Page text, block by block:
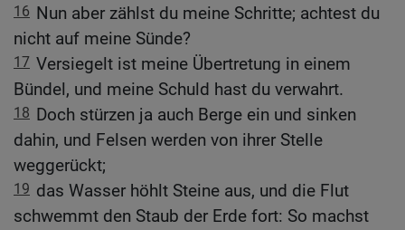
16 Nun aber zählst du meine Schritte; achtest du
nicht auf meine Sünde?
17 Versiegelt ist meine Übertretung in einem
Bündel, und meine Schuld hast du verwahrt.
18 Doch stürzen ja auch Berge ein und sinken
dahin, und Felsen werden von ihrer Stelle
weggerückt;
19 das Wasser höhlt Steine aus, und die Flut
schwemmt den Staub der Erde fort: So machst